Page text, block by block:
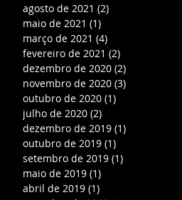
agosto de 2021 (2)
maio de 2021 (1)
março de 2021 (4)
fevereiro de 2021 (2)
dezembro de 2020 (2)
novembro de 2020 (3)
outubro de 2020 (1)
julho de 2020 (2)
dezembro de 2019 (1)
outubro de 2019 (1)
setembro de 2019 (1)
maio de 2019 (1)
abril de 2019 (1)